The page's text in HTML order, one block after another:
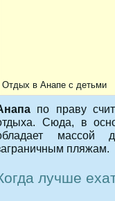
Отдых в Анапе с детьми
по праву
Сюда, в
массой
пляжам.
лучше